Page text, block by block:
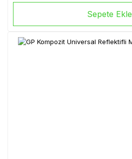
Sepete Ekle